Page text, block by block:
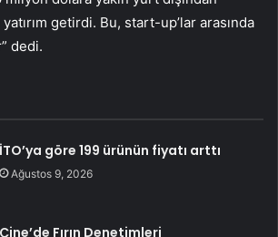
getirdi. Bu, start-up’lar arasında
dedi.
İTO’ya göre 199 ürünün fiyatı arttı
Ağustos 9, 2026
Çine’de Fırın Denetimleri